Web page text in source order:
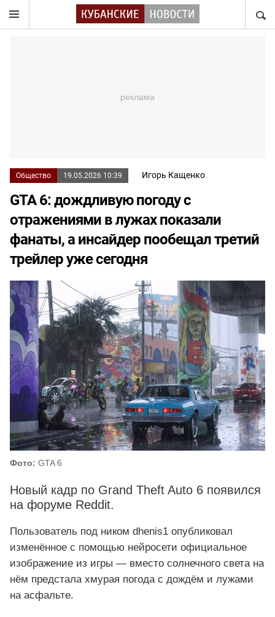
Общество 19.05.2026 10:39 Игорь Кащенко
GTA 6: дождливую погоду с
отражениями в лужах показали
фанаты, а инсайдер пообещал третий
трейлер уже сегодня
Фото: GTA 6
Новый кадр по Grand Theft Auto 6 появился
на форуме Reddit.
Пользователь под ником dhenis1 опубликовал
изменённое с помощью нейросети официальное
изображение из игры — вместо солнечного света на
нём предстала хмурая погода с дождём и лужами
на асфальте.